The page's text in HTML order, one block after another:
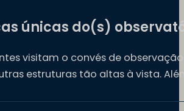
únicas do(s)
visitam o convés de
estruturas tão altas à vista.